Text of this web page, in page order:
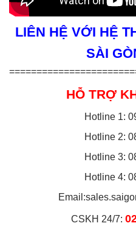
LIÊN HỆ VỚI HỆ
SÀI
HỖ TRỢ
Hotline 1:
Hotline 2:
Hotline 3:
Hotline 4:
Email:
CSKH 24/7: